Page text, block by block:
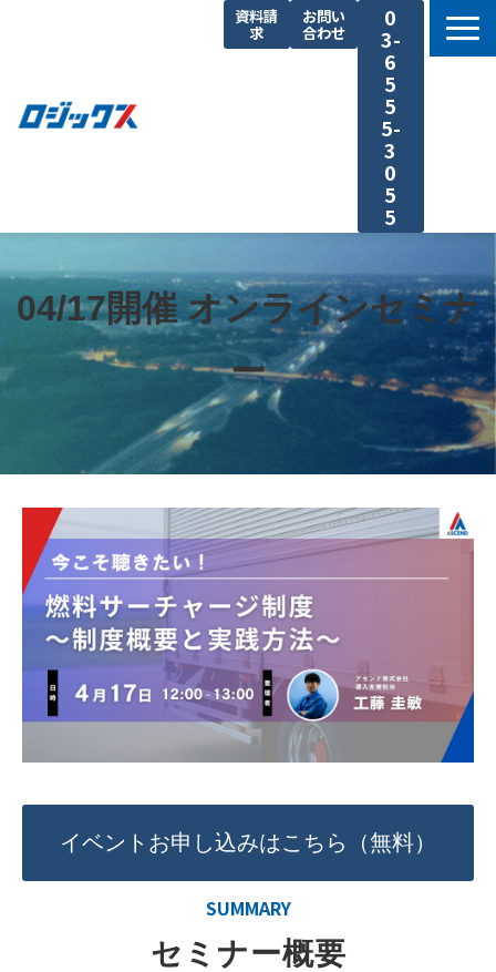
資料請
求
お問い
合わせ
0
3-
6
5
5
5-
3
0
5
5
機能まとめ
料金プラン
導入事例
セミナー
04/17開催 オンラインセミナ
ー
イベントお申し込みはこちら（無料）
SUMMARY
セミナー概要